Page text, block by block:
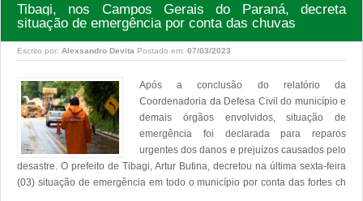
Tibagi, nos Campos Gerais do Paraná, decreta
situação de emergência por conta das chuvas
Escrito por: Alexsandro Devita Postado em: 07/03/2023
Após a conclusão do relatório da
Coordenadoria da Defesa Civil do município e
demais órgãos envolvidos, situação de
emergência foi declarada para reparos
urgentes dos danos e prejuízos causados pelo
desastre. O prefeito de Tibagi, Artur Butina, decretou na última sexta-feira
(03) situação de emergência em todo o município por conta das fortes ch